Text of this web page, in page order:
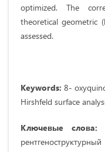
optimized. The
theoretical geometric
assessed.
Keywords: 8-
Hirshfeld surface
Ключевые слова: